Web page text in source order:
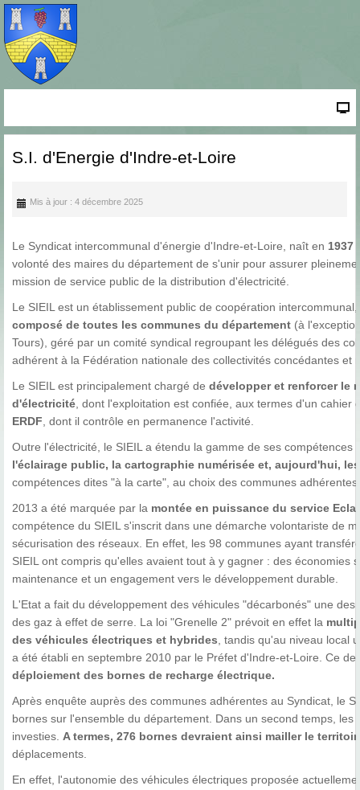
S.I. d'Energie d'Indre-et-Loire
Mis à jour : 4 décembre 2025
Le Syndicat intercommunal d'énergie d'Indre-et-Loire, naît en 1937
volonté des maires du département de s'unir pour assurer
mission de service public de la distribution d'électricité.
Le SIEIL est un établissement public de coopération intercommunal,
composé de toutes les communes du département (à
Tours), géré par un comité syndical regroupant les délégués des
adhérent à la Fédération nationale des collectivités concédantes et
Le SIEIL est principalement chargé de développer et renforcer le
d'électricité , dont l'exploitation est confiée, aux termes d'un cahier
ERDF , dont il contrôle en permanence l'activité.
Outre l'électricité, le SIEIL a étendu la gamme de ses compétences
l'éclairage public, la cartographie numérisée et, aujourd'hui,
compétences dites "à la carte", au choix des communes adhérentes.
2013 a été marquée par la montée en puissance du service
compétence du SIEIL s'inscrit dans une démarche volontariste de
sécurisation des réseaux. En effet, les 98 communes ayant
SIEIL ont compris qu'elles avaient tout à y gagner : des économies
maintenance et un engagement vers le développement durable.
L'Etat a fait du développement des véhicules "décarbonés" une
des gaz à effet de serre. La loi "Grenelle 2" prévoit en effet la
des véhicules électriques et hybrides , tandis qu'au niveau local
a été établi en septembre 2010 par le Préfet d'Indre-et-Loire. Ce
déploiement des bornes de recharge électrique.
Après enquête auprès des communes adhérentes au Syndicat, le
bornes sur l'ensemble du département. Dans un second temps, les
investies. A termes, 276 bornes devraient ainsi mailler le
déplacements.
En effet, l'autonomie des véhicules électriques proposée